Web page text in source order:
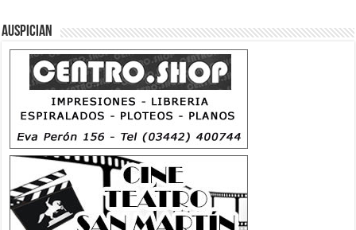
Auspician